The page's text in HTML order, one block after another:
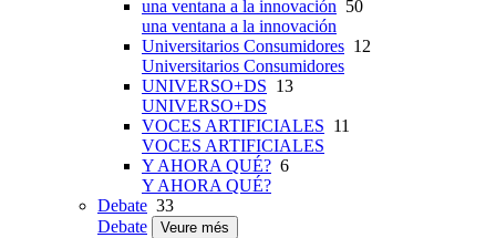
una ventana a la innovación 50
una ventana a la innovación
Universitarios Consumidores 12
Universitarios Consumidores
UNIVERSO+DS 13
UNIVERSO+DS
VOCES ARTIFICIALES 11
VOCES ARTIFICIALES
Y AHORA QUÉ? 6
Y AHORA QUÉ?
Debate 33
Debate
Veure més